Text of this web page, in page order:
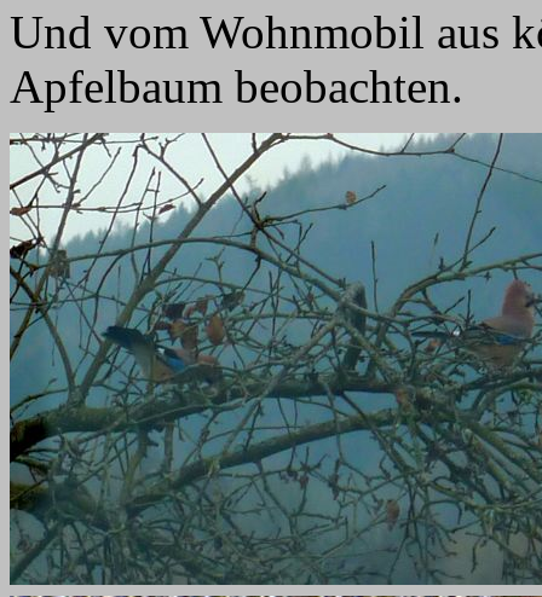
Und vom Wohnmobil aus
Apfelbaum beobachten.